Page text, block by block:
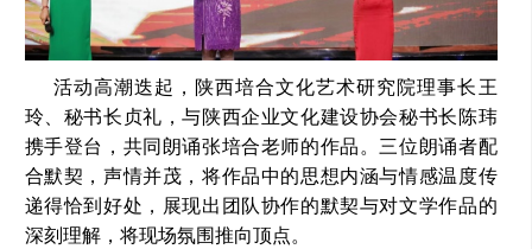
活动高潮迭起，陕西培合文化艺术研究院理事长王
玲、秘书长贞礼，与陕西企业文化建设协会秘书长陈玮
携手登台，共同朗诵张培合老师的作品。三位朗诵者配
合默契，声情并茂，将作品中的思想内涵与情感温度传
递得恰到好处，展现出团队协作的默契与对文学作品的
深刻理解，将现场氛围推向顶点。